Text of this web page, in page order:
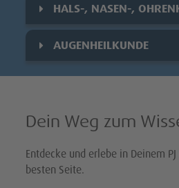
HALS-, NASEN-,
AUGENHEILKUNDE
Dein Weg zum
Entdecke und erlebe in Deinem
besten Seite.